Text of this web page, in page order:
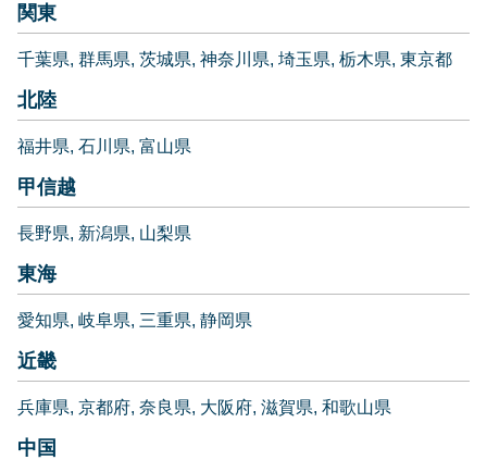
関東
千葉県 群馬県 茨城県 神奈川県 埼玉県 栃木県 東京都
北陸
福井県 石川県 富山県
甲信越
長野県 新潟県 山梨県
東海
愛知県 岐阜県 三重県 静岡県
近畿
兵庫県 京都府 奈良県 大阪府 滋賀県 和歌山県
中国